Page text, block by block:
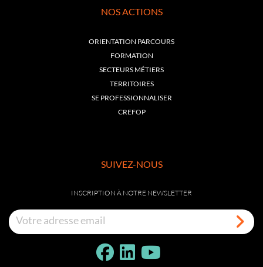
NOS ACTIONS
ORIENTATION PARCOURS
FORMATION
SECTEURS MÉTIERS
TERRITOIRES
SE PROFESSIONNALISER
CREFOP
SUIVEZ-NOUS
INSCRIPTION À NOTRE NEWSLETTER